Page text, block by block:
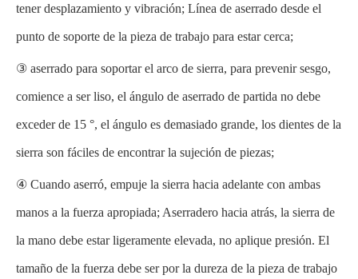
tener desplazamiento y vibración; Línea de aserrado desde el
punto de soporte de la pieza de trabajo para estar cerca;
③ aserrado para soportar el arco de sierra, para prevenir sesgo,
comience a ser liso, el ángulo de aserrado de partida no debe
exceder de 15 °, el ángulo es demasiado grande, los dientes de la
sierra son fáciles de encontrar la sujeción de piezas;
④ Cuando aserró, empuje la sierra hacia adelante con ambas
manos a la fuerza apropiada; Aserradero hacia atrás, la sierra de
la mano debe estar ligeramente elevada, no aplique presión. El
tamaño de la fuerza debe ser por la dureza de la pieza de trabajo